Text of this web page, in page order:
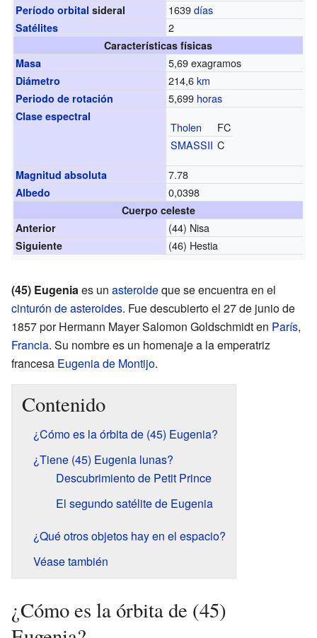
Período orbital sideral 1639días
Satélites 2
Características físicas
Masa
5,69 exagramos
Diámetro 214,6km
Periodo de rotación 5,699 horas
Clase espectral
Tholen
FC
SMASSII C
Magnitud absoluta 7.78
Albedo 0,0398
Cuerpo celeste
Anterior
(44) Nisa
Siguiente (46) Hestia
(45) Eugeniaes un asteroideque se encuentra en el
cinturón de asteroides. Fue descubierto el 27 de junio de
1857 por Hermann Mayer Salomon Goldschmidt en París,
Francia. Su nombre es un homenaje a la emperatriz
francesa Eugenia de Montijo.
Contenido
¿Cómo es la órbita de (45) Eugenia?
¿Tiene (45) Eugenia lunas?
Descubrimiento de Petit Prince
El segundo satélite de Eugenia
¿Qué otros objetos hay en el espacio?
Véase también
¿Cómo es la órbita de (45)